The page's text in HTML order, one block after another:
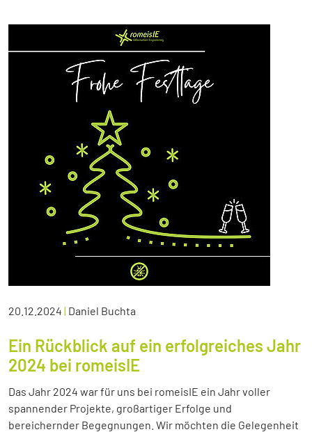
20.12.2024 | Daniel Buchta
Ein Rückblick auf ein erfolgreiches Jahr
2024 bei romeisIE
Das Jahr 2024 war für uns bei romeisIE ein Jahr voller
spannender Projekte, großartiger Erfolge und
bereichernder Begegnungen. Wir möchten die Gelegenheit